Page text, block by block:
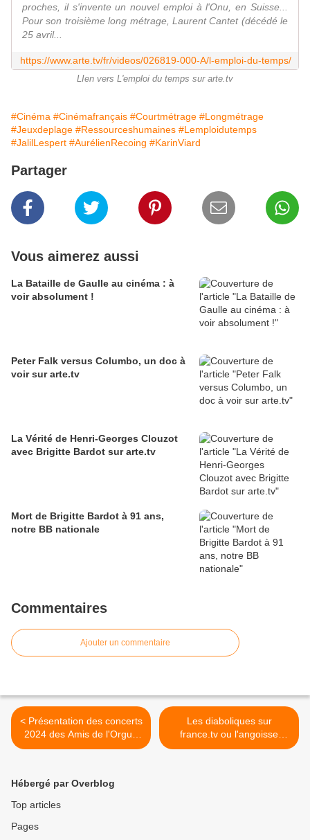
proches, il s'invente un nouvel emploi à l'Onu, en Suisse...
Pour son troisième long métrage, Laurent Cantet (décédé le
25 avril...
https://www.arte.tv/fr/videos/026819-000-A/l-emploi-du-temps/
LIen vers L'emploi du temps sur arte.tv
#Cinéma #Cinémafrançais #Courtmétrage #Longmétrage
#Jeuxdeplage #Ressourceshumaines #Lemploidutemps
#JalilLespert #AurélienRecoing #KarinViard
Partager
Vous aimerez aussi
La Bataille de Gaulle au cinéma : à
voir absolument !
Peter Falk versus Columbo, un doc à
voir sur arte.tv
La Vérité de Henri-Georges Clouzot
avec Brigitte Bardot sur arte.tv
Mort de Brigitte Bardot à 91 ans,
notre BB nationale
Commentaires
Ajouter un commentaire
< Présentation des concerts
2024 des Amis de l'Orgue
de Vézelise, un cru
Les diaboliques sur
france.tv ou l'angoisse
portée à son comble par un
Hébergé par Overblog
Top articles
Pages